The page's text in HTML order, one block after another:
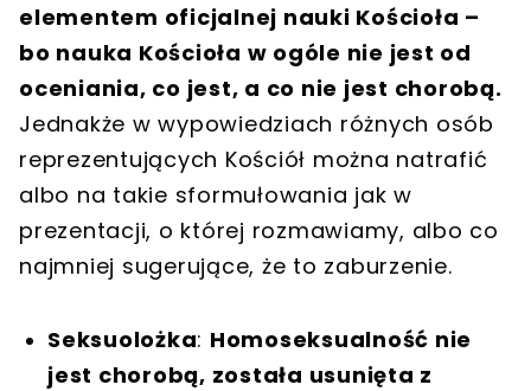
elementem oficjalnej nauki Kościoła –
bo nauka Kościoła w ogóle nie jest od
oceniania, co jest, a co nie jest chorobą.
Jednakże w wypowiedziach różnych osób
reprezentujących Kościół można natrafić
albo na takie sformułowania jak w
prezentacji, o której rozmawiamy, albo co
najmniej sugerujące, że to zaburzenie.
Seksuolożka: Homoseksualność nie
jest chorobą, została usunięta z